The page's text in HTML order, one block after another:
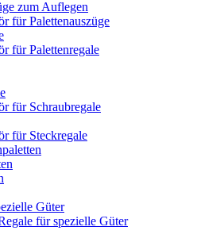
zum Auflegen
für Palettenauszüge
für Palettenregale
für Schraubregale
für Steckregale
Güter
für spezielle Güter